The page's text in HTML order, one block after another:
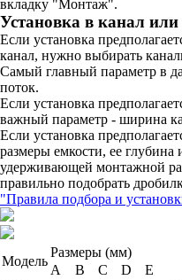
вкладку "Монтаж".
Установка в канал
Если установка
канал, нужно выбирать
Самый главный параметр в
поток.
Если установка
важный параметр - ширина
Если установка
размеры емкости, ее глубина
удерживающей монтажной
правильно подобрать
"Правила подбора и
Модель
Размеры (мм)
А
B C D E